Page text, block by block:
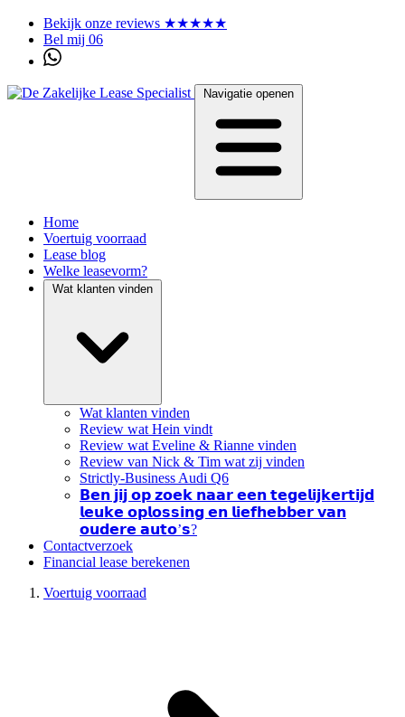
Bekijk onze reviews ★★★★★
Bel mij 06
Navigatie openen
Home
Voertuig voorraad
Lease blog
Welke leasevorm?
Wat klanten vinden
Wat klanten vinden
Review wat Hein vindt
Review wat Eveline & Rianne vinden
Review van Nick & Tim wat zij vinden
Strictly-Business Audi Q6
𝗕𝗲𝗻 𝗷𝗶𝗷 𝗼𝗽 𝘇𝗼𝗲𝗸 𝗻𝗮𝗮𝗿 𝗲𝗲𝗻 𝘁𝗲𝗴𝗲𝗹𝗶𝗷𝗸𝗲𝗿𝘁𝗶𝗷𝗱
𝗹𝗲𝘂𝗸𝗲 𝗼𝗽𝗹𝗼𝘀𝘀𝗶𝗻𝗴 𝗲𝗻 𝗹𝗶𝗲𝗳𝗵𝗲𝗯𝗯𝗲𝗿 𝘃𝗮𝗻
𝗼𝘂𝗱𝗲𝗿𝗲 𝗮𝘂𝘁𝗼’𝘀?
Contactverzoek
Financial lease berekenen
Voertuig voorraad